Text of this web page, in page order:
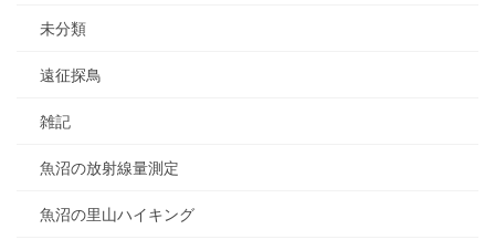
未分類
遠征探鳥
雑記
魚沼の放射線量測定
魚沼の里山ハイキング